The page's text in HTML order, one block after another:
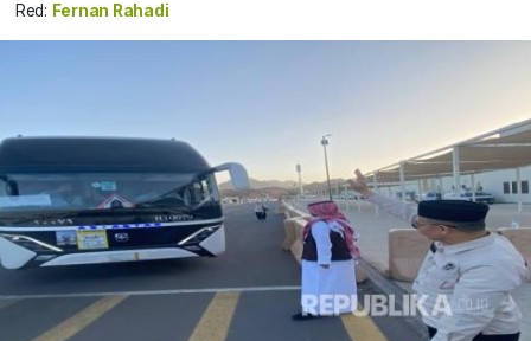
Red: Fernan Rahadi